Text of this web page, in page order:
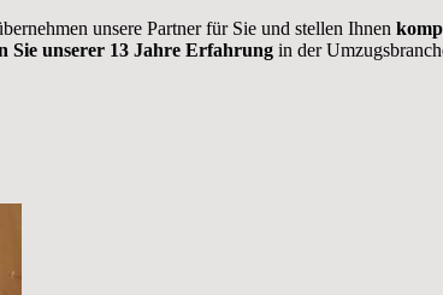
unsere Partner für Sie und stellen Ihnen
Sie unserer 13 Jahre Erfahrung in der